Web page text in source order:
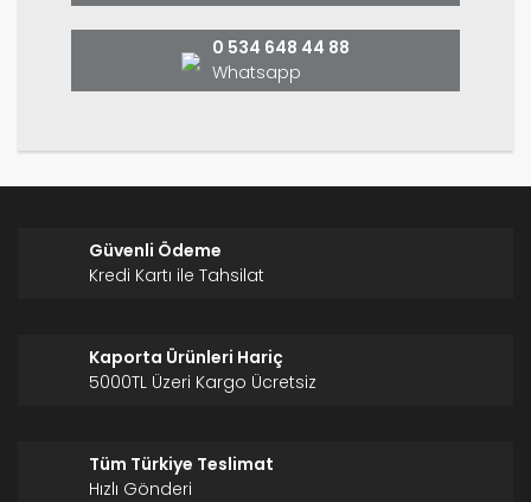
0 534 648 44 88
Whatsapp
Güvenli Ödeme
Kredi Kartı ile Tahsilat
Kaporta Ürünleri Hariç
5000TL Üzeri Kargo Ücretsiz
Tüm Türkiye Teslimat
Hızlı Gönderi